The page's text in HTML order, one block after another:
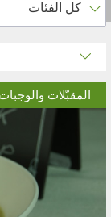
المقبّلات والوجبات